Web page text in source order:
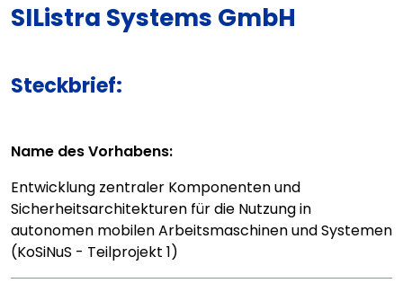
SIListra Systems GmbH
Steckbrief:
Name des Vorhabens:
Entwicklung zentraler Komponenten und
Sicherheitsarchitekturen für die Nutzung in
autonomen mobilen Arbeitsmaschinen und Systemen
(KoSiNuS - Teilprojekt 1)